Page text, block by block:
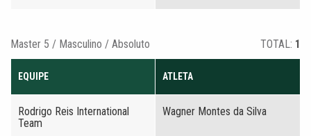
Master 5 / Masculino / Absoluto TOTAL: 1
EQUIPE ATLETA
Rodrigo Reis International
Team
Wagner Montes da Silva